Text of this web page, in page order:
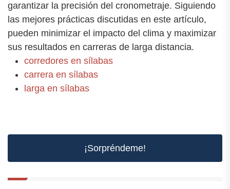
garantizar la precisión del cronometraje. Siguiendo
las mejores prácticas discutidas en este artículo,
pueden minimizar el impacto del clima y maximizar
sus resultados en carreras de larga distancia.
corredores en sílabas
carrera en sílabas
larga en sílabas
¡Sorpréndeme!